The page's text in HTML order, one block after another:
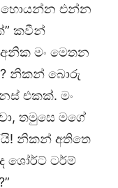
හොයන්න එන්න
කවීන්
මං මෙතන
නිකන් බොරු
එකක්. මං
තමුසෙ මගේ
නිකන් අතිතෙ
ශෝර්ට් ටර්ම්